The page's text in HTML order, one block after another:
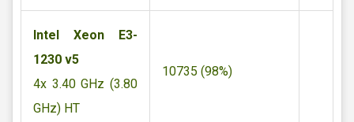
Intel Xeon E3-
1230 v5
4x 3.40 GHz (3.80
GHz) HT
10735 (98%)